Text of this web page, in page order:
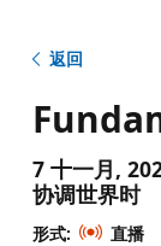
返回
7 十一月,
协调世界时
形式:
直播